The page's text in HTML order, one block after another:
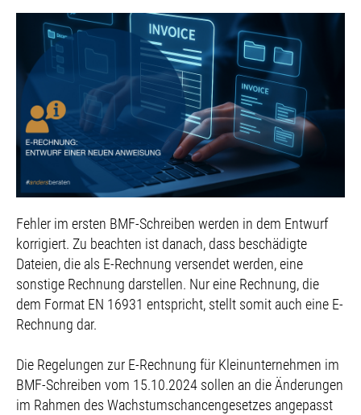
Fehler im ersten BMF-Schreiben werden in dem Entwurf
korrigiert. Zu beachten ist danach, dass beschädigte
Dateien, die als E-Rechnung versendet werden, eine
sonstige Rechnung darstellen. Nur eine Rechnung, die
dem Format EN 16931 entspricht, stellt somit auch eine E-
Rechnung dar.
Die Regelungen zur E-Rechnung für Kleinunternehmen im
BMF-Schreiben vom 15.10.2024 sollen an die Änderungen
im Rahmen des Wachstumschancengesetzes angepasst